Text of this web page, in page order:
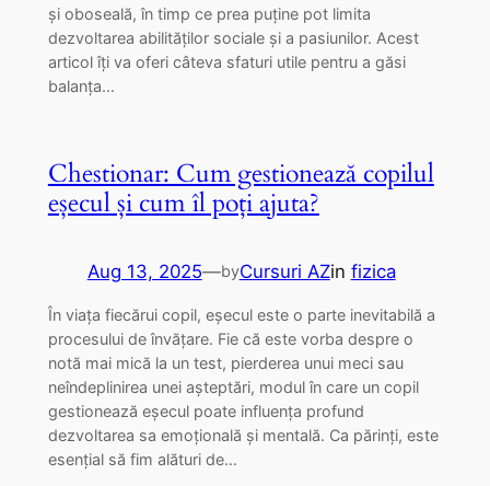
și oboseală, în timp ce prea puține pot limita
dezvoltarea abilităților sociale și a pasiunilor. Acest
articol îți va oferi câteva sfaturi utile pentru a găsi
balanța…
Chestionar: Cum gestionează copilul
eșecul și cum îl poți ajuta?
Aug 13, 2025—byCursuri AZin fizica
În viața fiecărui copil, eșecul este o parte inevitabilă a
procesului de învățare. Fie că este vorba despre o
notă mai mică la un test, pierderea unui meci sau
neîndeplinirea unei așteptări, modul în care un copil
gestionează eșecul poate influența profund
dezvoltarea sa emoțională și mentală. Ca părinți, este
esențial să fim alături de…